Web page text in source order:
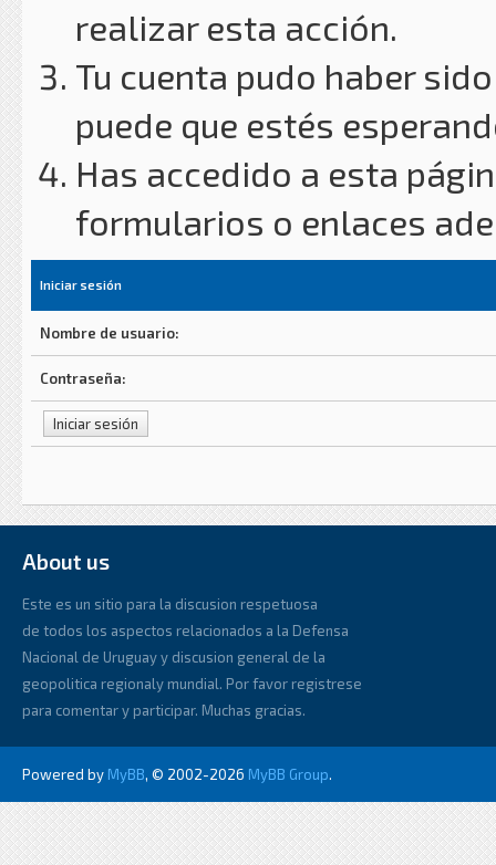
realizar esta acción.
Tu cuenta pudo haber
puede que estés
Has accedido a esta
formularios o enlaces
Iniciar sesión
Nombre de usuario:
Contraseña:
About us
Este es un sitio para la discusion respetuosa
de todos los aspectos relacionados a la Defensa
Nacional de Uruguay y discusion general de la
geopolitica regionaly mundial. Por favor registrese
para comentar y participar. Muchas gracias.
Powered by MyBB, © 2002-2026 MyBB Group.